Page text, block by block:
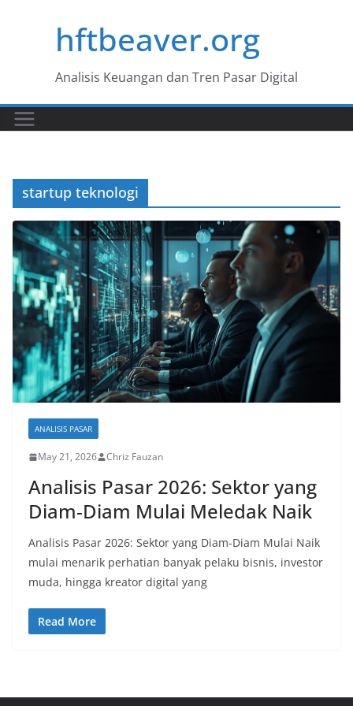
hftbeaver.org
Analisis Keuangan dan Tren Pasar Digital
startup teknologi
ANALISIS PASAR
May 21, 2026 Chriz Fauzan
Analisis Pasar 2026: Sektor yang
Diam-Diam Mulai Meledak Naik
Analisis Pasar 2026: Sektor yang Diam-Diam Mulai Naik
mulai menarik perhatian banyak pelaku bisnis, investor
muda, hingga kreator digital yang
Read More